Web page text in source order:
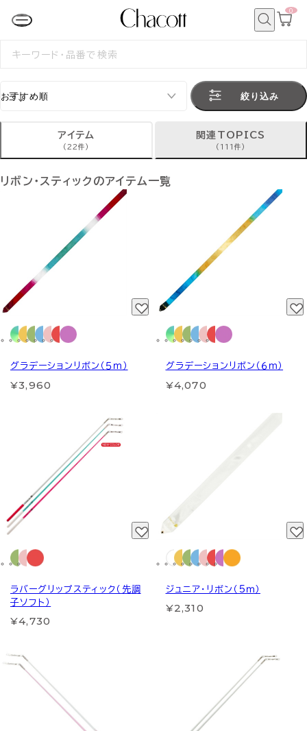
カ
0
検
絞り込み
アイテム
(22件)
関連TOPICS
(111件)
リボン・スティックのアイテム一覧
グラデーションリボン（５ｍ）
¥3,960
グラデーションリボン（６ｍ）
¥4,070
ラバーグリップスティック（先調
子ソフト）
¥4,730
ジュニア・リボン（5ｍ）
¥2,310